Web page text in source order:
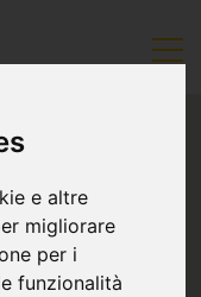
e altre
migliorare
per i
funzionalità